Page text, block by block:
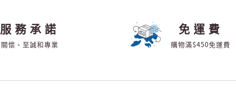
服務承諾
關懷、至誠和專業
免運費
購物滿$450免運費